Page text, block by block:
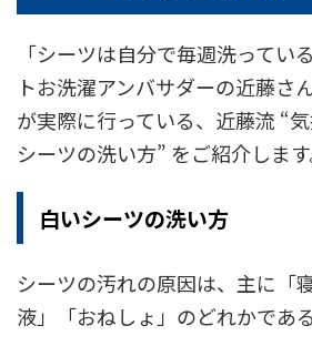
「シーツは自分で毎週洗ってい
トお洗濯アンバサダーの近藤さ
が実際に行っている、近藤流 “
シーツの洗い方” をご紹介します
白いシーツの洗い方
シーツの汚れの原因は、主に「
液」「おねしょ」のどれかであ